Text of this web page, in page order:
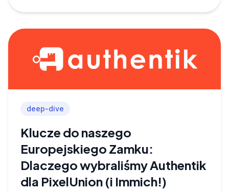
deep-dive
Klucze do naszego
Europejskiego Zamku:
Dlaczego wybraliśmy Authentik
dla PixelUnion (i Immich!)